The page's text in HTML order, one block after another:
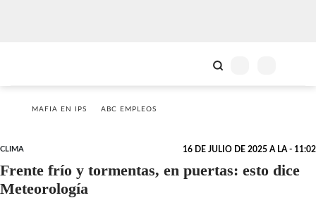
MAFIA EN IPS ABC EMPLEOS
CLIMA 16 DE JULIO DE 2025 A LA - 11:02
Frente frío y tormentas, en puertas: esto dice
Meteorología